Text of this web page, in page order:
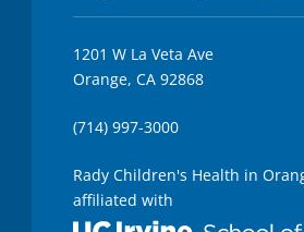
1201 W La Veta Ave
Orange, CA 92868
(714) 997-3000
Rady Children's Health in
affiliated with